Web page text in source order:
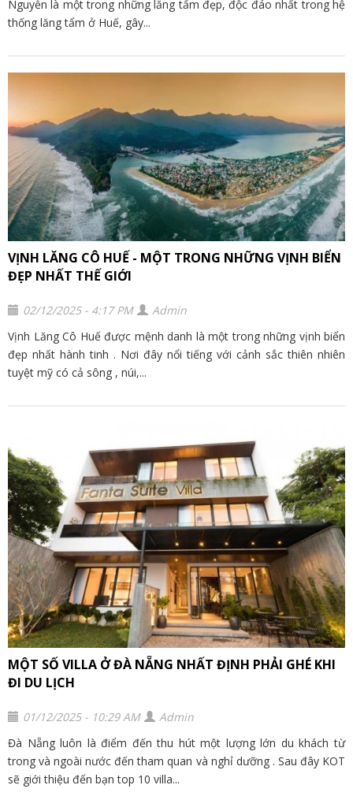
Nguyễn là một trong những lăng tẩm đẹp, độc đáo nhất trong hệ
thống lăng tẩm ở Huế, gây...
VỊNH LĂNG CÔ HUẾ - MỘT TRONG NHỮNG VỊNH BIỂN
ĐẸP NHẤT THẾ GIỚI
02/12/2025 - 4:17 PM
Admin
Vịnh Lăng Cô Huế được mệnh danh là một trong những vịnh biển
đẹp nhất hành tinh . Nơi đây nổi tiếng với cảnh sắc thiên nhiên
tuyệt mỹ có cả sông , núi,...
MỘT SỐ VILLA Ở ĐÀ NẴNG NHẤT ĐỊNH PHẢI GHÉ KHI
ĐI DU LỊCH
01/12/2025 - 10:29 AM
Admin
Đà Nẵng luôn là điểm đến thu hút một lượng lớn du khách từ
trong và ngoài nước đến tham quan và nghỉ dưỡng . Sau đây KOT
sẽ giới thiệu đến bạn top 10 villa...